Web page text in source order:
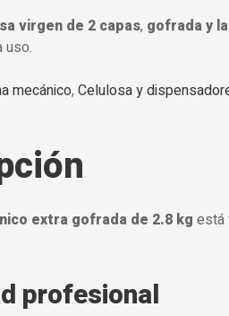
virgen de 2 capas, gofrada y
uso.
mecánico, Celulosa y
extra gofrada de 2.8 kg está
profesional